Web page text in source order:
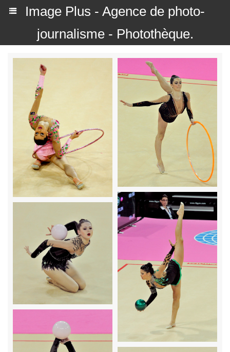
Image Plus - Agence de photo-
journalisme - Photothèque.